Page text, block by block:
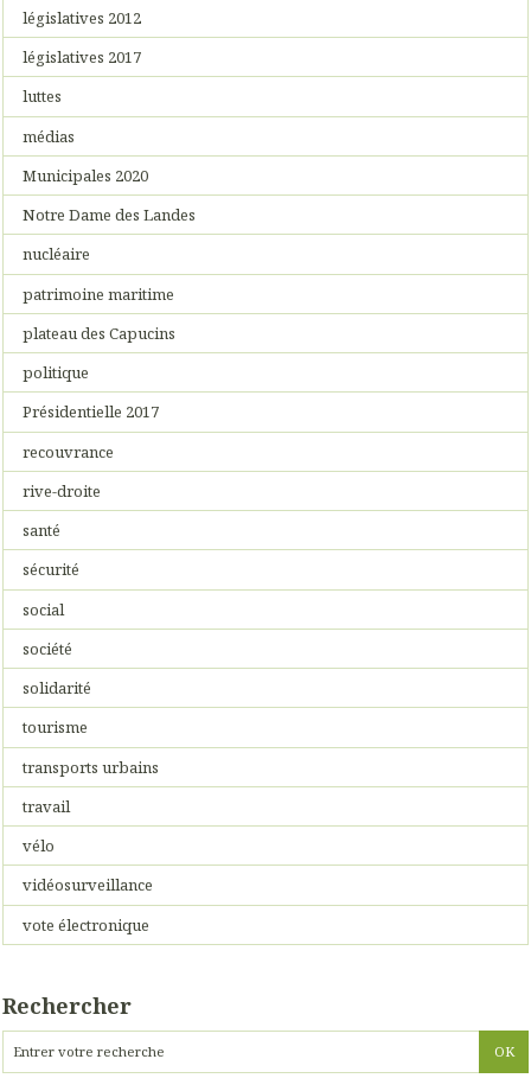
législatives 2012
législatives 2017
luttes
médias
Municipales 2020
Notre Dame des Landes
nucléaire
patrimoine maritime
plateau des Capucins
politique
Présidentielle 2017
recouvrance
rive-droite
santé
sécurité
social
société
solidarité
tourisme
transports urbains
travail
vélo
vidéosurveillance
vote électronique
Rechercher